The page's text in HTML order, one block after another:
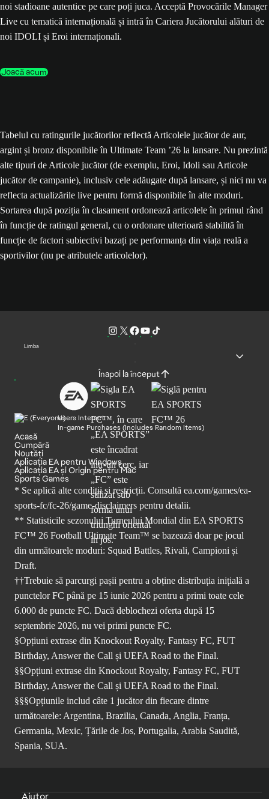
noi stadioane autentice pe care poți juca. Acceptă Provocările Manager
Live cu tematică internațională și intră în Cariera Jucătorului alături de
noi IDOLI și Eroi internaționali.
Joacă acum
Tabelul cu ratingurile jucătorilor reflectă Articolele jucător de aur,
argint și bronz disponibile în Ultimate Team ’26 la lansare. Nu prezintă
alte tipuri de Articole jucător (de exemplu, Eroi, Idoli sau Articole
jucător de campanie), inclusiv cele adăugate după lansare, și nici nu va
reflecta actualizările live pentru formă disponibile în alte moduri.
Sortarea după poziția în clasament ordonează articolele în primul rând
în funcție de ratingul general, cu o ordonare ulterioară stabilită în
funcție de factori subiectivi bazați pe performanța din viața reală a
sportivilor (nu pe atributele articolelor).
Limba
Înapoi la început
Users Interact
In-game Purchases (Includes Random Items)
Acasă
Cumpără
Noutăți
Aplicația EA pentru Windows
Aplicația EA și Origin pentru Mac
Sports Games
* Se aplică alte condiții și restricții. Consultă ea.com/games/ea-
sports-fc/fc-26/game-disclaimers pentru detalii.
** Statisticile sezonului Turneului Mondial din EA SPORTS
FC™ 26 Football Ultimate Team™ se bazează doar pe jocul
din următoarele moduri: Squad Battles, Rivali, Campioni și
Draft.
††Trebuie să parcurgi pașii pentru a obține distribuția inițială a
punctelor FC până pe 15 iunie 2026 pentru a primi toate cele
6.000 de puncte FC. Dacă deblochezi oferta după 15
septembrie 2026, nu vei primi puncte FC.
§Opțiuni extrase din Knockout Royalty, Fantasy FC, FUT
Birthday, Answer the Call și UEFA Road to the Final.
§§Opțiuni extrase din Knockout Royalty, Fantasy FC, FUT
Birthday, Answer the Call și UEFA Road to the Final.
§§§Opțiunile includ câte 1 jucător din fiecare dintre
următoarele: Argentina, Brazilia, Canada, Anglia, Franța,
Germania, Mexic, Țările de Jos, Portugalia, Arabia Saudită,
Spania, SUA.
Ajutor